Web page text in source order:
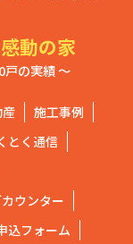
動の家
戸の実績 ～
施工事例
とく通信
ウンター
込フォーム